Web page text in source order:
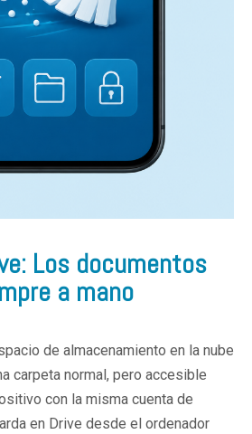
Los documentos
a mano
de almacenamiento en la nube
carpeta normal, pero accesible
con la misma cuenta de
en Drive desde el ordenador